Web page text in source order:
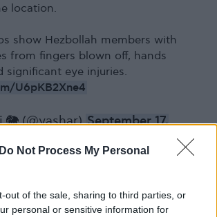
Do Not Process My Personal
out of the sale, sharing to third parties, or
personal or sensitive information for
location.
show Hezbollah members with
from fingers blown off, hands
significant eye injuries.
U6pKB2Xne4
🐘 (@yashar)September 17,